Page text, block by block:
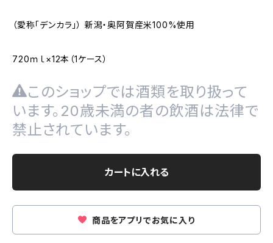
（愛称「デンカラ」） 新潟・奥阿賀産米100%使用
720ｍｌ×12本（1ケース）
このショップでは酒類を取り扱って
います。20歳未満の者の飲酒は法律で
禁止されています。
カートに入れる
商品をアプリでお気に入り